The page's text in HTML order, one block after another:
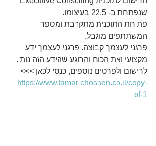
שנפתחת ב- 22.5 בעיצומו.
פתיחת התוכנית מתקרבת ומספר
המשתתפים מוגבל.
פרגני לעצמך קבוצה. פרגני לעצמך ידע
מקצועי ואת הכוח והרוגע שהידע הזה נותן.
לרישום ולפרטים נוספים, כנסי לכאן >>>
https://www.tamar-choshen.co.il/copy-
of-1